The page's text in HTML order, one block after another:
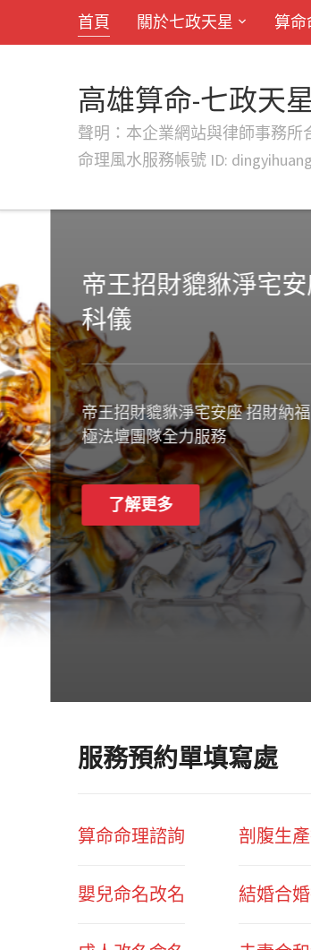
首頁 關於七政天星 算命
高雄算命-七政天
聲明：本企業網站與律師事務所
命理風水服務帳號 ID:
服務預約單填寫處
算命命理諮詢
嬰兒命名改名
剖腹生
結婚合